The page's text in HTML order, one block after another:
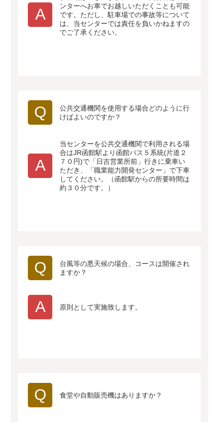
A
ンターへお車でお越しいただくことも可能
です。ただし、駐車場での事故等について
は、当センターでは責任を負いかねますの
でご了承ください。
Q
公共交通機関を使用する場合どのように行
けばよいのですか？
A
当センターを公共交通機関で利用される場
合はJR函館駅より函館バス５系統(片道２
７０円)で「日吉営業所前」行きに乗車い
ただき、「職業能力開発センター」で下車
してください。（函館駅からの所要時間は
約３０分です。）
Q
台風等の悪天候の場合、コースは開催され
ますか？
A 原則として実施致します。
Q 食堂や自動販売機はありますか？